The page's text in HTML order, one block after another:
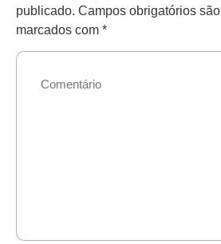
publicado. Campos obrigatórios são
marcados com *